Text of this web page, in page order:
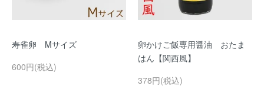
寿雀卵 Mサイズ
600円(税込)
卵かけご飯専用醤油 おたま
はん【関西風】
378円(税込)